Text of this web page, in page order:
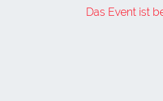
Das Event ist